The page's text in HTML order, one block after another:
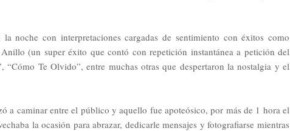
noche con interpretaciones cargadas de sentimiento con éxitos como
(un super éxito que contó con repetición instantánea a petición del
“Cómo Te Olvido”, entre muchas otras que despertaron la nostalgia y el
a caminar entre el público y aquello fue apoteósico, por más de 1 hora el
la ocasión para abrazar, dedicarle mensajes y fotografiarse mientras